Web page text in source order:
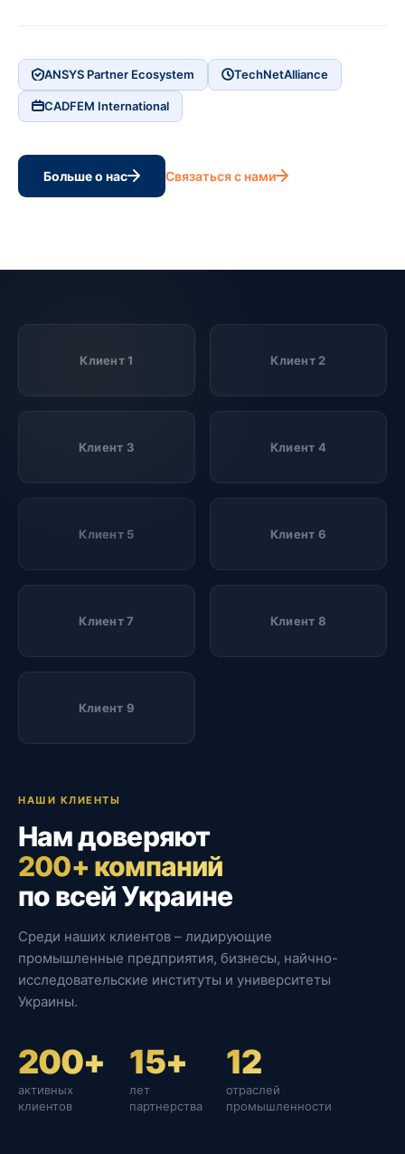
ANSYS Partner Ecosystem TechNetAlliance
CADFEM International
Больше о нас Связаться с нами
Клиент 1 Клиент 2
Клиент 3 Клиент 4
Клиент 5 Клиент 6
Клиент 7 Клиент 8
Клиент 9
НАШИ КЛИЕНТЫ
Нам доверяют
200+ компаний
по всей Украине
Среди наших клиентов – лидирующие
промышленные предприятия, бизнесы, найчно-
исследовательские институты и университеты
Украины.
200+
активных
клиентов
15+
лет
партнерства
12
отраслей
промышленности